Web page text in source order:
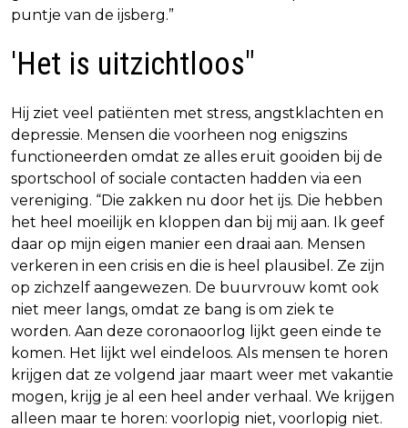
puntje van de ijsberg.”
'Het is uitzichtloos"
Hij ziet veel patiënten met stress, angstklachten en
depressie. Mensen die voorheen nog enigszins
functioneerden omdat ze alles eruit gooiden bij de
sportschool of sociale contacten hadden via een
vereniging. “Die zakken nu door het ijs. Die hebben
het heel moeilijk en kloppen dan bij mij aan. Ik geef
daar op mijn eigen manier een draai aan. Mensen
verkeren in een crisis en die is heel plausibel. Ze zijn
op zichzelf aangewezen. De buurvrouw komt ook
niet meer langs, omdat ze bang is om ziek te
worden. Aan deze coronaoorlog lijkt geen einde te
komen. Het lijkt wel eindeloos. Als mensen te horen
krijgen dat ze volgend jaar maart weer met vakantie
mogen, krijg je al een heel ander verhaal. We krijgen
alleen maar te horen: voorlopig niet, voorlopig niet.